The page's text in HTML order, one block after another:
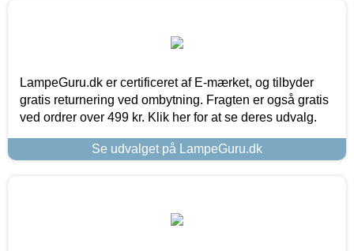
LampeGuru.dk er certificeret af E-mærket, og tilbyder
gratis returnering ved ombytning. Fragten er også gratis
ved ordrer over 499 kr. Klik her for at se deres udvalg.
Se udvalget på LampeGuru.dk